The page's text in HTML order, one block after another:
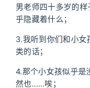
男老师四十多岁的
乎隐藏着什么；
3.我听到你们和小
类的话；
4.那个小女孩似乎是
然也……唉；